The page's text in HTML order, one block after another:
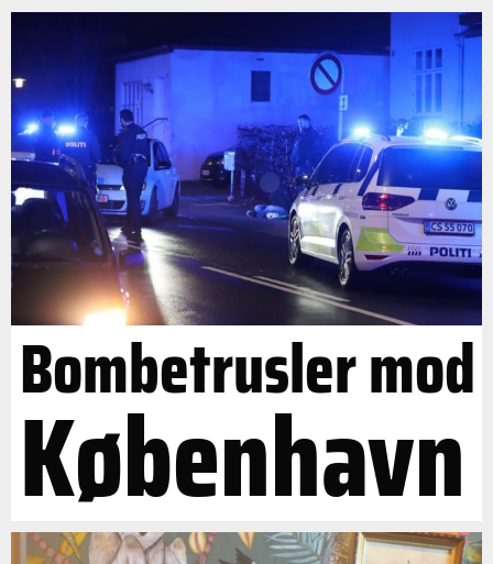
Bombetrusler mod
København